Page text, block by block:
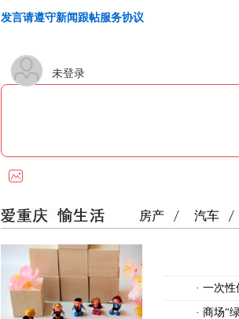
发言请遵守新闻跟帖服务协议
未登录
房产 汽车
· 一次性
· 商场“